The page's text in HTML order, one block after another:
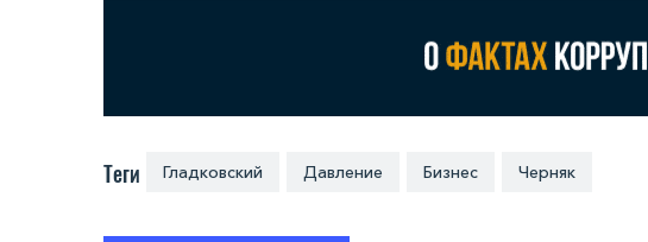
Теги Гладковский Давление Бизнес Черняк